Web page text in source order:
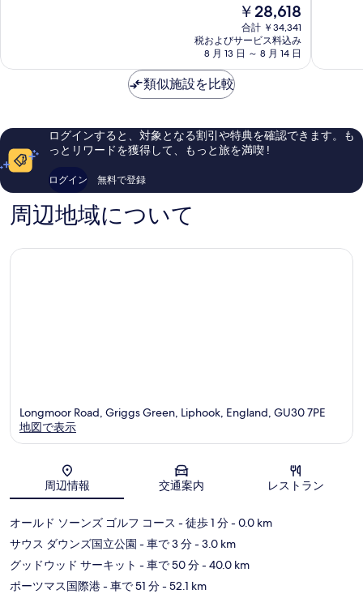
ア
コ
件
口
コ
現
在
の
料
金
￥28,618
合計 ￥34,341
税およびサービス料込み
8 月 13 日 ～ 8 月 14 日
フ
ハ
ム
コ
件
の
類似施設を比較
ログインすると、対象となる割引や特典を確認できます。も
っとリワードを獲得して、もっと旅を満喫 !
ログイン 無料で登録
周辺地域について
地図
Longmoor Road, Griggs Green, Liphook, England, GU30 7PE
地図で表示
周辺情報 交通案内 レストラン
オールド ソーンズ ゴルフ コース - 徒歩 1 分- 0.0 km
サウス ダウンズ国立公園 - 車で 3 分- 3.0 km
グッドウッド サーキット - 車で 50 分- 40.0 km
ポーツマス国際港- 車で 51 分- 52.1 km